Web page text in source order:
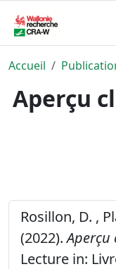
Accueil
Aperçu
Rosillon, D. ,
(2022).Aperçu
Lecture in: